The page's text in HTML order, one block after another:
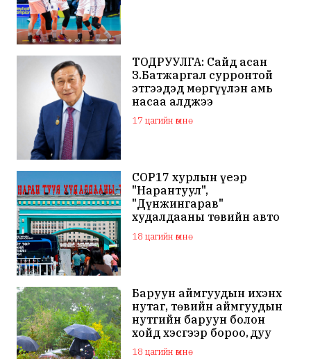
ТОДРУУЛГА: Сайд асан
З.Батжаргал сурронтой
этгээдэд мөргүүлэн амь
насаа алджээ
17 цагийн өмнө
COP17 хурлын үеэр
"Нарантуул",
"Дүнжингарав"
худалдааны төвийн авто
зогсоолыг хаана
18 цагийн өмнө
Баруун аймгуудын ихэнх
нутаг, төвийн аймгуудын
нутгийн баруун болон
хойд хэсгээр бороо, дуу
цахилгаантай аадар бороо
18 цагийн өмнө